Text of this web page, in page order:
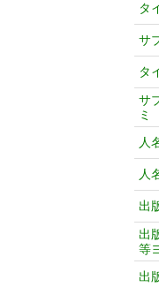
タ
サ
タ
サ
ミ
人
人
出
出
等
出